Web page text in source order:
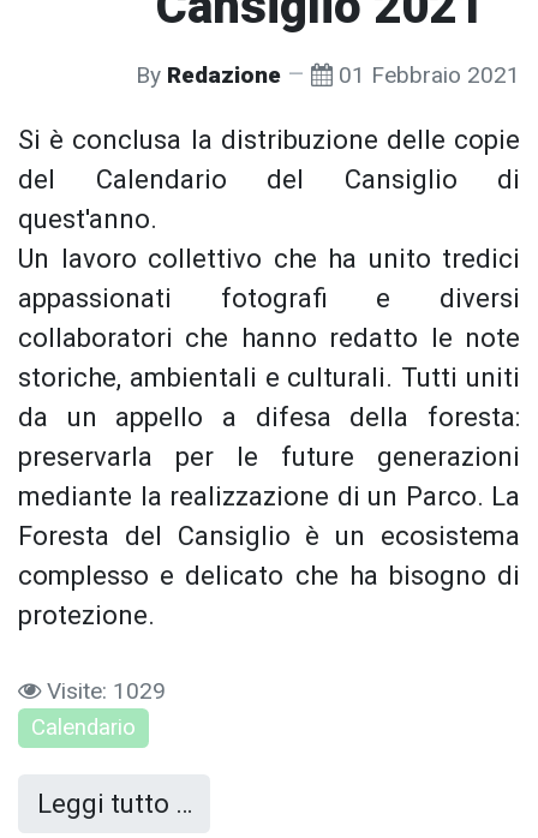
By Redazione 01 Febbraio 2021
Si è conclusa la distribuzione delle copie
del Calendario del Cansiglio di
quest'anno.
Un lavoro collettivo che ha unito tredici
appassionati fotografi e diversi
collaboratori che hanno redatto le note
storiche, ambientali e culturali. Tutti uniti
da un appello a difesa della foresta:
preservarla per le future generazioni
mediante la realizzazione di un Parco. La
Foresta del Cansiglio è un ecosistema
complesso e delicato che ha bisogno di
protezione.
Visite: 1029
Calendario
Leggi tutto …